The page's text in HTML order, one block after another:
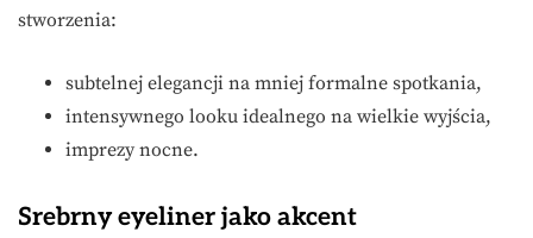
stworzenia:
subtelnej elegancji na mniej formalne spotkania,
intensywnego looku idealnego na wielkie wyjścia,
imprezy nocne.
Srebrny eyeliner jako akcent